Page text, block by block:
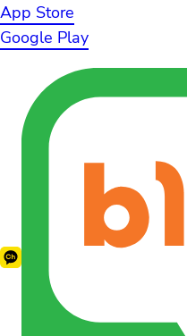
App Store
Google Play